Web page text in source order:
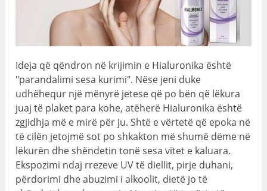
Ideja që qëndron në krijimin e Hialuronika është
"parandalimi sesa kurimi". Nëse jeni duke
udhëhequr një mënyrë jetese që po bën që lëkura
juaj të plaket para kohe, atëherë Hialuronika është
zgjidhja më e mirë për ju. Shtë e vërtetë që epoka në
të cilën jetojmë sot po shkakton më shumë dëme në
lëkurën dhe shëndetin tonë sesa vitet e kaluara.
Ekspozimi ndaj rrezeve UV të diellit, pirje duhani,
përdorimi dhe abuzimi i alkoolit, dietë jo të